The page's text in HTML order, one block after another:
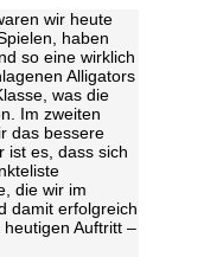
wir heute
haben
so eine wirklich
Alligators
was die
Im zweiten
das bessere
ist es, dass sich
die wir im
damit erfolgreich
Auftritt –